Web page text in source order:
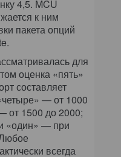
4,5. MCU
к ним
пакета опций
для
оценка «пять»
составляет
— от 1000
от 1500 до 2000;
«один» — при
всегда